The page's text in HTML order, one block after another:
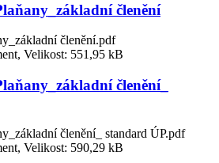
členění
členění.pdf
Velikost: 551,95 kB
členění_
členění_ standard ÚP.pdf
Velikost: 590,29 kB